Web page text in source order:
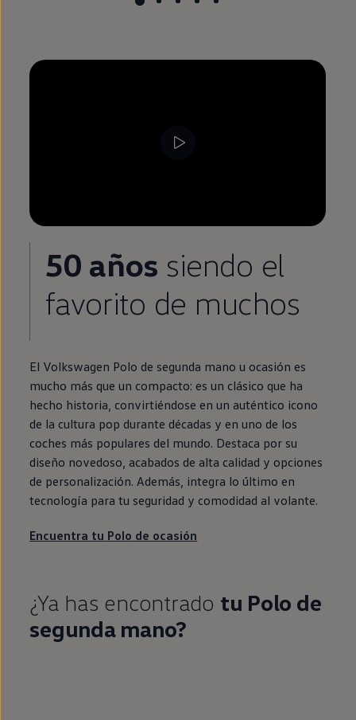
50 años siendo el
favorito de muchos
El Volkswagen Polo de segunda mano u ocasión es
mucho más que un compacto: es un clásico que ha
hecho historia, convirtiéndose en un auténtico icono
de la cultura pop durante décadas y en uno de los
coches más populares del mundo. Destaca por su
diseño novedoso, acabados de alta calidad y opciones
de personalización. Además, integra lo último en
tecnología para tu seguridad y comodidad al volante.
Encuentra tu Polo de ocasión
¿Ya has encontrado tu Polo de
segundamano?